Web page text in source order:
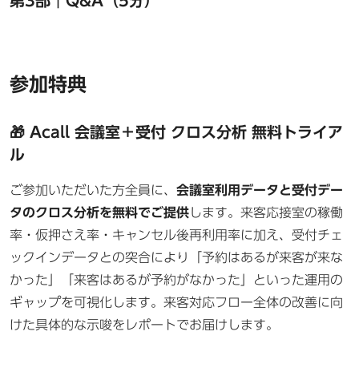
参加特典
🎁 Acall 会議室＋受付 クロス分析 無料トライア
ル
ご参加いただいた方全員に、 会議室利用データと受付デー
タのクロス分析を無料でご提供します。来客応接室の稼働
率・仮押さえ率・キャンセル後再利用率に加え、受付チェ
ックインデータとの突合により「予約はあるが来客が来な
かった」「来客はあるが予約がなかった」といった運用の
ギャップを可視化します。来客対応フロー全体の改善に向
けた具体的な示唆をレポートでお届けします。